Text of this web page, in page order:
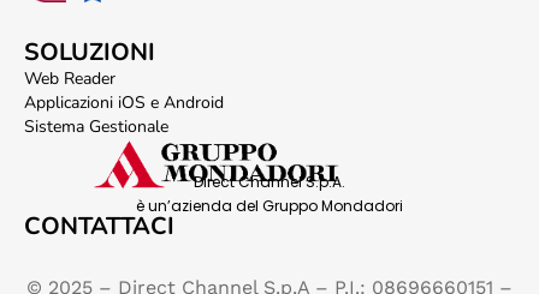
SOLUZIONI
Web Reader
Applicazioni iOS e Android
Sistema Gestionale
Direct Channel S.p.A.
è un’azienda del Gruppo Mondadori
CONTATTACI
© 2025 – Direct Channel S.p.A – P.I.: 08696660151 –